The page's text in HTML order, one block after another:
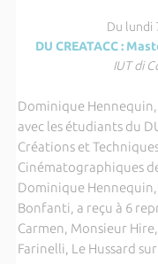
Du lundi
DU CREATACC :
IUT di
Dominique
avec les étudiants du
Créations et
Cinématographiques
Dominique
Bonfanti, a reçu à 6
Carmen, Monsieur
Farinelli, Le Hussard